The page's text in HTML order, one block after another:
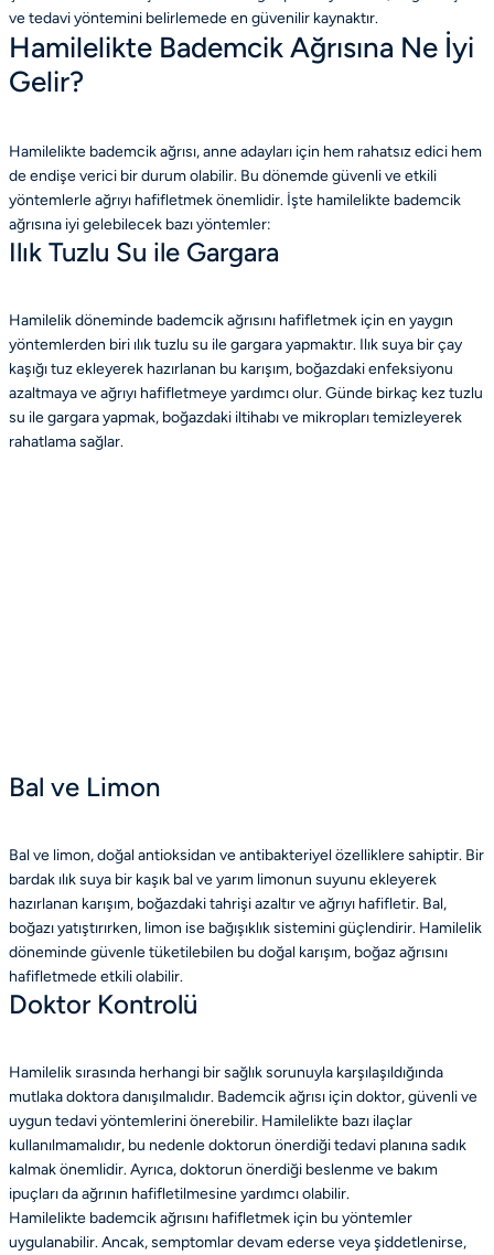
ve tedavi yöntemini belirlemede en güvenilir kaynaktır.
Hamilelikte Bademcik Ağrısına Ne İyi
Gelir?
Hamilelikte bademcik ağrısı, anne adayları için hem rahatsız edici hem
de endişe verici bir durum olabilir. Bu dönemde güvenli ve etkili
yöntemlerle ağrıyı hafifletmek önemlidir. İşte hamilelikte bademcik
ağrısına iyi gelebilecek bazı yöntemler:
Ilık Tuzlu Su ile Gargara
Hamilelik döneminde bademcik ağrısını hafifletmek için en yaygın
yöntemlerden biri ılık tuzlu su ile gargara yapmaktır. Ilık suya bir çay
kaşığı tuz ekleyerek hazırlanan bu karışım, boğazdaki enfeksiyonu
azaltmaya ve ağrıyı hafifletmeye yardımcı olur. Günde birkaç kez tuzlu
su ile gargara yapmak, boğazdaki iltihabı ve mikropları temizleyerek
rahatlama sağlar.
Bal ve Limon
Bal ve limon, doğal antioksidan ve antibakteriyel özelliklere sahiptir. Bir
bardak ılık suya bir kaşık bal ve yarım limonun suyunu ekleyerek
hazırlanan karışım, boğazdaki tahrişi azaltır ve ağrıyı hafifletir. Bal,
boğazı yatıştırırken, limon ise bağışıklık sistemini güçlendirir. Hamilelik
döneminde güvenle tüketilebilen bu doğal karışım, boğaz ağrısını
hafifletmede etkili olabilir.
Doktor Kontrolü
Hamilelik sırasında herhangi bir sağlık sorunuyla karşılaşıldığında
mutlaka doktora danışılmalıdır. Bademcik ağrısı için doktor, güvenli ve
uygun tedavi yöntemlerini önerebilir. Hamilelikte bazı ilaçlar
kullanılmamalıdır, bu nedenle doktorun önerdiği tedavi planına sadık
kalmak önemlidir. Ayrıca, doktorun önerdiği beslenme ve bakım
ipuçları da ağrının hafifletilmesine yardımcı olabilir.
Hamilelikte bademcik ağrısını hafifletmek için bu yöntemler
uygulanabilir. Ancak, semptomlar devam ederse veya şiddetlenirse,